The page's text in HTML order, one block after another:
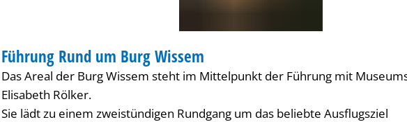
KATEGORIE: FÜHRUNG
Führung Rund um Burg Wissem
Das Areal der Burg Wissem steht im Mittelpunkt der Führung mit
Elisabeth Rölker.
Sie lädt zu einem zweistündigen Rundgang um das beliebte Ausflugsziel